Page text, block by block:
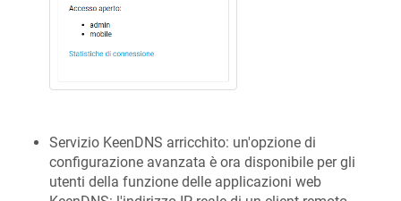
Servizio KeenDNS arricchito: un'opzione di
configurazione avanzata è ora disponibile per gli
utenti della funzione delle applicazioni web